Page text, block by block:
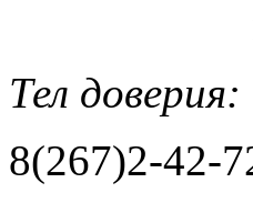
Тел доверия:
8(267)2-